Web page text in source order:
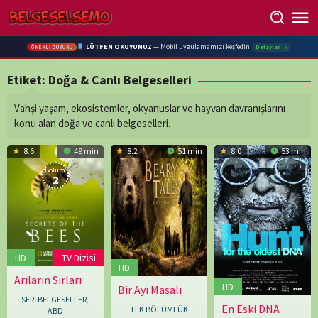
Skip
to
content
ÖNEMLİ DUYURU LÜTFEN OKUYUNUZ — Mobil uygulamamızı keşfedin! Detaylar →
Etiket: Doğa & Canlı Belgeselleri
Vahşi yaşam, ekosistemler, okyanuslar ve hayvan davranışlarını
konu alan doğa ve canlı belgeselleri.
8.6 49 min
HD
Bölüm:
2
TV Dizisi
Arıların Sırları
SERİ BELGESELLER,
ABD
31.03.2026
8.2 51 min
HD
Bir Ayı Masalı
TEK BÖLÜMLÜK
01.01.2013
Angelika
Sigl,
8.0 53 min
HD
En Eski DNA
21.02.2024
Niobe